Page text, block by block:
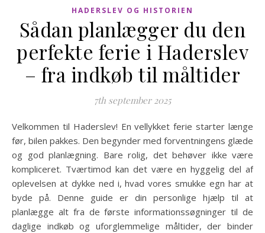
HADERSLEV OG HISTORIEN
Sådan planlægger du den
perfekte ferie i Haderslev
– fra indkøb til måltider
7th september 2025
Velkommen til Haderslev! En vellykket ferie starter længe
før, bilen pakkes. Den begynder med forventningens glæde
og god planlægning. Bare rolig, det behøver ikke være
kompliceret. Tværtimod kan det være en hyggelig del af
oplevelsen at dykke ned i, hvad vores smukke egn har at
byde på. Denne guide er din personlige hjælp til at
planlægge alt fra de første informationssøgninger til de
daglige indkøb og uforglemmelige måltider, der binder